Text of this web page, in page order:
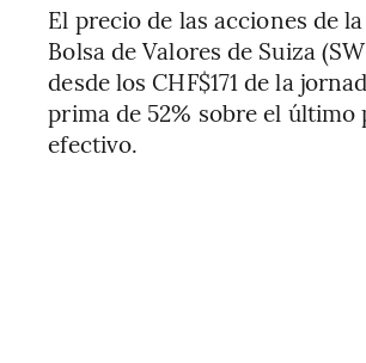
El precio de las acciones de
Bolsa de Valores de Suiza
desde los CHF$171 de la
prima de 52% sobre el último
efectivo.